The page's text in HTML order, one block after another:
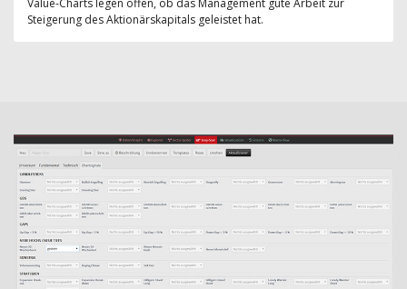
Value-Charts legen offen, ob das Management gute Arbeit zur
Steigerung des Aktionärskapitals geleistet hat.